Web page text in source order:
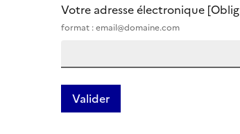
Votre adresse électronique
format : email@domaine.com